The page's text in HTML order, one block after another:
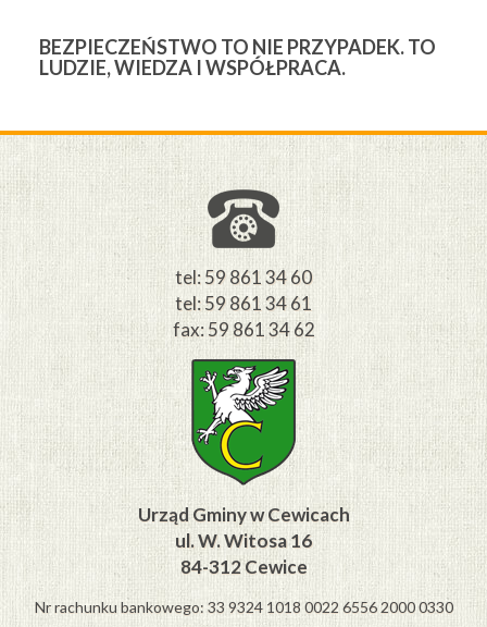
BEZPIECZEŃSTWO TO NIE PRZYPADEK. TO
LUDZIE, WIEDZA I WSPÓŁPRACA.
tel: 59 861 34 60
tel: 59 861 34 61
fax: 59 861 34 62
Urząd Gminy w Cewicach
ul. W. Witosa 16
84-312 Cewice
Nr rachunku bankowego: 33 9324 1018 0022 6556 2000 0330